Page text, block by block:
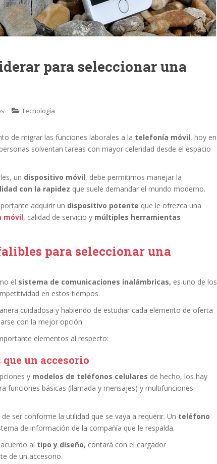
para seleccionar una
Tecnología
de migrar las funciones laborales a la telefonía móvil, hoy en
solventan tareas con mayor celeridad desde el espacio
un dispositivo móvil, debe permitirnos manejar la
con la rapidez que suele demandar el mundo moderno.
adquirir un dispositivo potente que le ofrezca una
móvil, calidad de servicio y múltiples herramientas
para seleccionar una
el sistema de comunicaciones inalámbricas, es uno de los
en estos tiempos.
cuidadosa y habiendo de estudiar cada elemento de oferta
con la mejor opción.
elementos al respecto:
un accesorio
y modelos de teléfonos celulares de hecho, los hay
funciones básicas (llamada y mensajes) y multifunciones
ser conforme la utilidad que se vaya a requerir. Un teléfono
de información de la compañía que le respalda.
al tipo y diseño, contará con el cargador
de un accesorio.